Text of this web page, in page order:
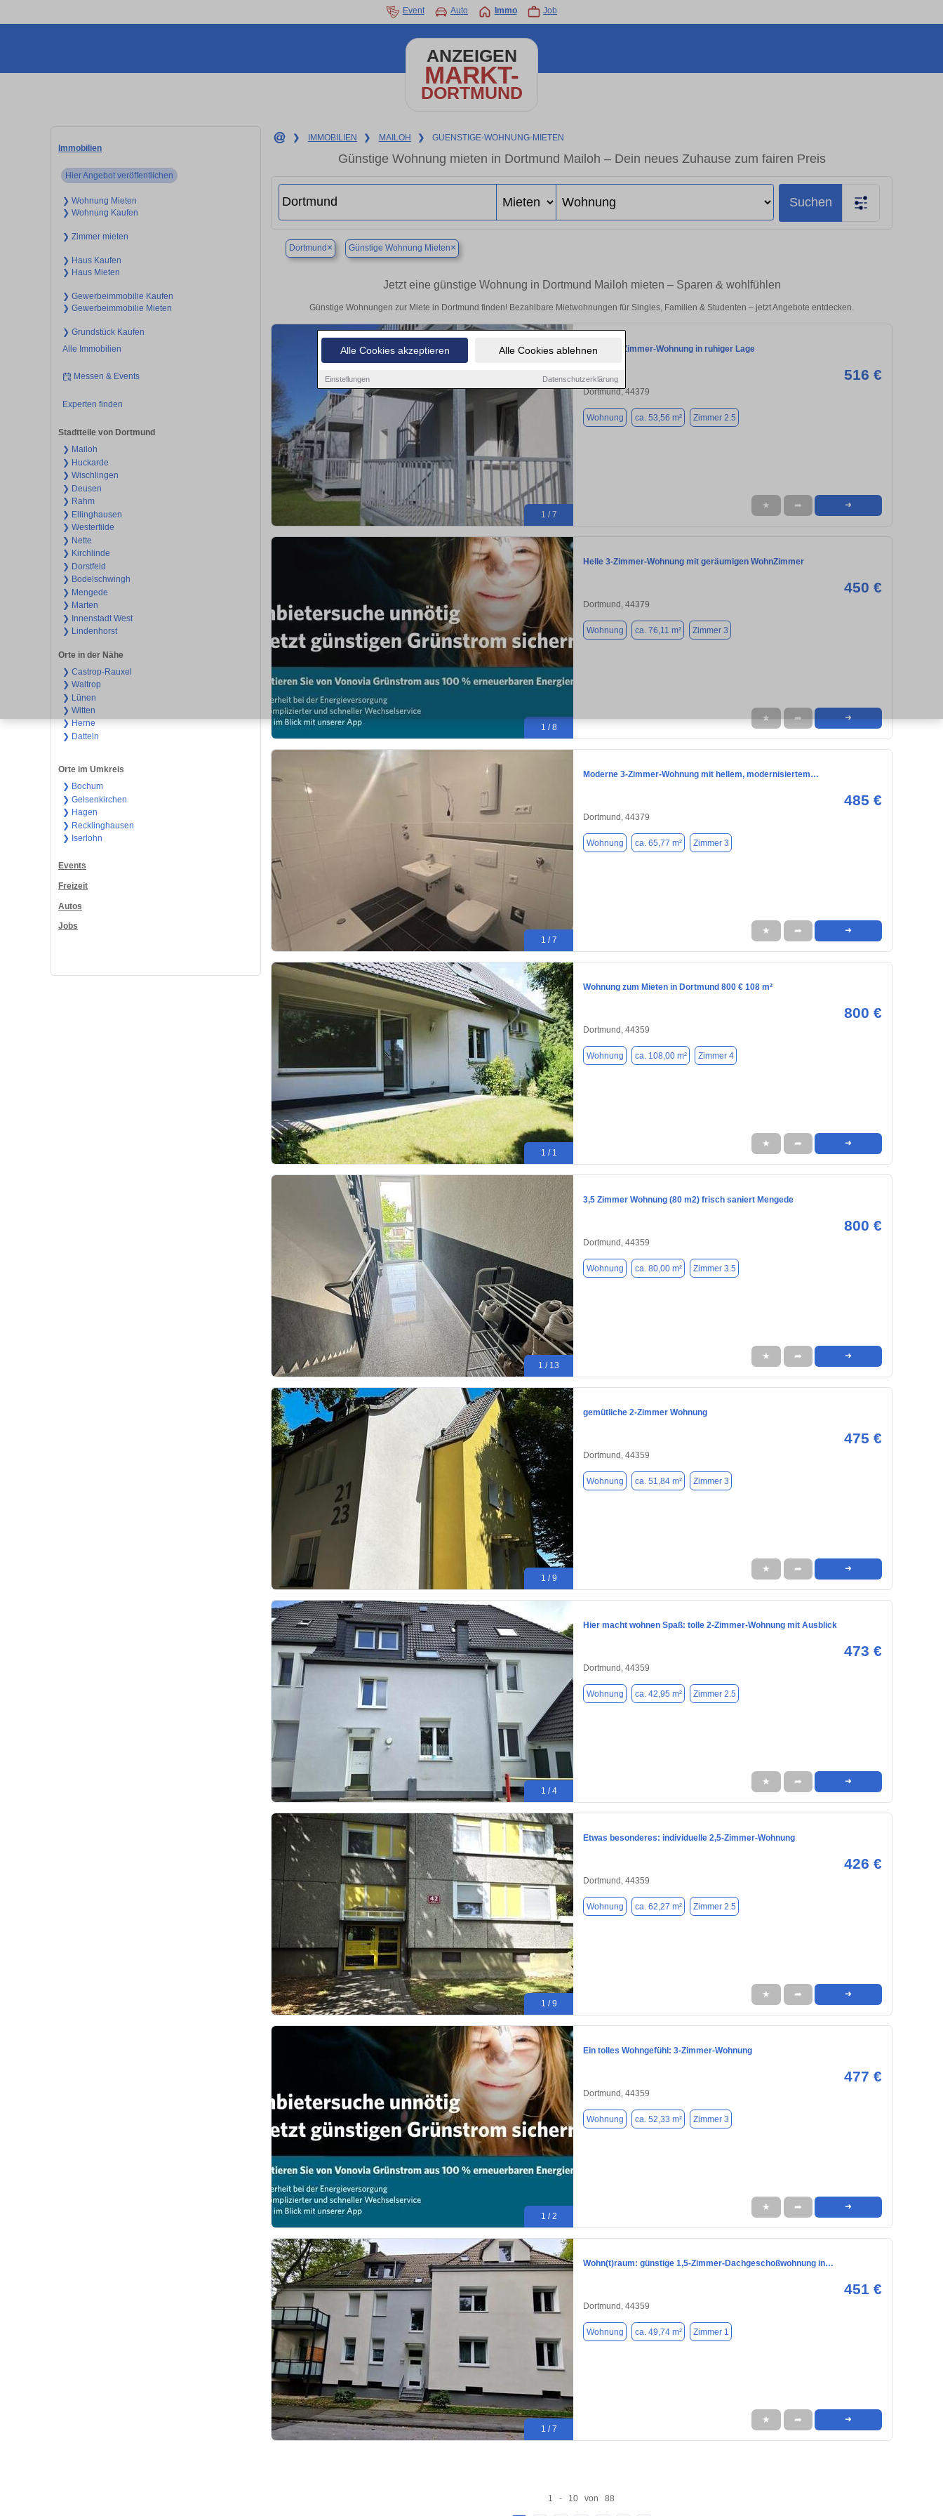
Alle Cookies akzeptieren Alle Cookies ablehnen
Einstellungen Datenschutzerklärung
Event Auto Immo Job
ANZEIGEN
MARKT-
DORTMUND
Immobilien
Hier Angebot veröffentlichen
❯ Wohnung Mieten
❯ Wohnung Kaufen
❯ Zimmer mieten
❯ Haus Kaufen
❯ Haus Mieten
❯ Gewerbeimmobilie Kaufen
❯ Gewerbeimmobilie Mieten
❯ Grundstück Kaufen
Alle Immobilien
Messen & Events
Experten finden
Stadtteile von Dortmund
❯ Mailoh
❯ Huckarde
❯ Wischlingen
❯ Deusen
❯ Rahm
❯ Ellinghausen
❯ Westerfilde
❯ Nette
❯ Kirchlinde
❯ Dorstfeld
❯ Bodelschwingh
❯ Mengede
❯ Marten
❯ Innenstadt West
❯ Lindenhorst
Orte in der Nähe
❯ Castrop-Rauxel
❯ Waltrop
❯ Lünen
❯ Witten
❯ Herne
❯ Datteln
Orte im Umkreis
❯ Bochum
❯ Gelsenkirchen
❯ Hagen
❯ Recklinghausen
❯ Iserlohn
Events
Freizeit
Autos
Jobs
❯ IMMOBILIEN ❯ MAILOH ❯ GUENSTIGE-WOHNUNG-MIETEN
Günstige Wohnung mieten in Dortmund Mailoh – Dein neues Zuhause zum fairen Preis
Suchen
Dortmund × Günstige Wohnung Mieten×
Jetzt eine günstige Wohnung in Dortmund Mailoh mieten – Sparen & wohlfühlen
Günstige Wohnungen zur Miete in Dortmund finden! Bezahlbare Mietwohnungen für Singles, Familien & Studenten – jetzt Angebote entdecken.
1 / 7
schöne 2-Zimmer-Wohnung in ruhiger Lage
516 €
Dortmund, 44379
Wohnung ca. 53,56 m² Zimmer 2.5
★ ➦ ➜
1 / 8
Helle 3-Zimmer-Wohnung mit geräumigen WohnZimmer
450 €
Dortmund, 44379
Wohnung ca. 76,11 m² Zimmer 3
★ ➦ ➜
1 / 7
Moderne 3-Zimmer-Wohnung mit hellem, modernisiertem…
485 €
Dortmund, 44379
Wohnung ca. 65,77 m² Zimmer 3
★ ➦ ➜
1 / 1
Wohnung zum Mieten in Dortmund 800 € 108 m²
800 €
Dortmund, 44359
Wohnung ca. 108,00 m² Zimmer 4
★ ➦ ➜
1 / 13
3,5 Zimmer Wohnung (80 m2) frisch saniert Mengede
800 €
Dortmund, 44359
Wohnung ca. 80,00 m² Zimmer 3.5
★ ➦ ➜
1 / 9
gemütliche 2-Zimmer Wohnung
475 €
Dortmund, 44359
Wohnung ca. 51,84 m² Zimmer 3
★ ➦ ➜
1 / 4
Hier macht wohnen Spaß: tolle 2-Zimmer-Wohnung mit Ausblick
473 €
Dortmund, 44359
Wohnung ca. 42,95 m² Zimmer 2.5
★ ➦ ➜
1 / 9
Etwas besonderes: individuelle 2,5-Zimmer-Wohnung
426 €
Dortmund, 44359
Wohnung ca. 62,27 m² Zimmer 2.5
★ ➦ ➜
1 / 2
Ein tolles Wohngefühl: 3-Zimmer-Wohnung
477 €
Dortmund, 44359
Wohnung ca. 52,33 m² Zimmer 3
★ ➦ ➜
1 / 7
Wohn(t)raum: günstige 1,5-Zimmer-Dachgeschoßwohnung in…
451 €
Dortmund, 44359
Wohnung ca. 49,74 m² Zimmer 1
★ ➦ ➜
1 - 10 von 88